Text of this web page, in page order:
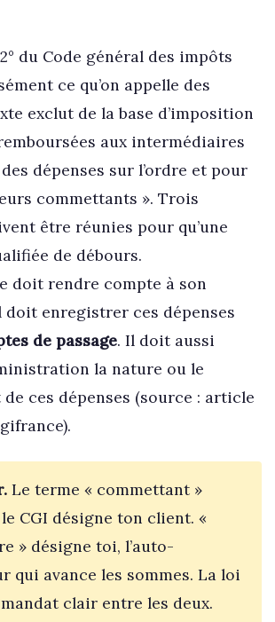
du Code général des impôts
ce qu’on appelle des
exclut de la base d’imposition
aux intermédiaires
dépenses sur l’ordre et pour
commettants ». Trois
être réunies pour qu’une
de débours.
doit rendre compte à son
enregistrer ces dépenses
de passage. Il doit aussi
la nature ou le
ces dépenses (source : article
Le terme « commettant »
CGI désigne ton client. «
» désigne toi, l’auto-
qui avance les sommes. La loi
clair entre les deux.